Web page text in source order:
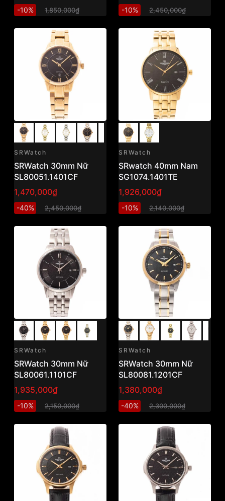
-10% 1,850,000₫ -10% 2,450,000₫
SRWatch
SRWatch 30mm Nữ
SL80051.1401CF
1,470,000₫
-40% 2,450,000₫
SRWatch
SRwatch 40mm Nam
SG1074.1401TE
1,926,000₫
-10% 2,140,000₫
SRWatch
SRWatch 30mm Nữ
SL80061.1101CF
1,935,000₫
-10% 2,150,000₫
SRWatch
SRWatch 30mm Nữ
SL80081.1201CF
1,380,000₫
-40% 2,300,000₫